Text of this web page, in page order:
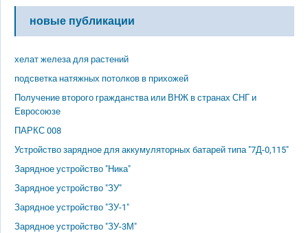
новые публикации
хелат железа для растений
подсветка натяжных потолков в прихожей
Получение второго гражданства или ВНЖ в странах СНГ и
Евросоюзе
ПАРКС 008
Устройство зарядное для аккумуляторных батарей типа "7Д-0,115"
Зарядное устройство "Ника"
Зарядное устройство "ЗУ"
Зарядное устройство "ЗУ-1"
Зарядное устройство "ЗУ-3М"